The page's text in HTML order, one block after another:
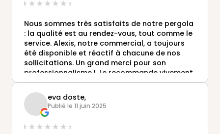
Nous sommes très satisfaits de notre pergola
: la qualité est au rendez-vous, tout comme le
service. Alexis, notre commercial, a toujours
été disponible et réactif à chacune de nos
sollicitations. Un grand merci pour son
professionnalisme ! Je recommande vivement.
eva doste,
Publié le 11 juin 2025